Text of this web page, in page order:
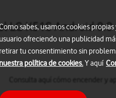
LG K51S Android 9.0
sabes, usamos cookies
usuario ofreciendo una publicidad
retirar tu consentimiento sin
nuestra política de cookies.Y aquí